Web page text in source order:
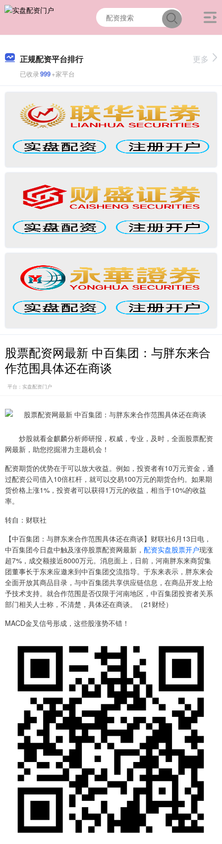
正规配资平台排行
已收录999+家平台
更多
股票配资网最新 中百集团：与胖东来合
作范围具体还在商谈
平台：实盘配资门户
炒股就看金麒麟分析师研报，权威，专业，及时，全面股票配资
网最新，助您挖掘潜力主题机会！
配资期货的优势在于可以放大收益。例如，投资者有10万元资金，通
过配资公司借入10倍杠杆，就可以交易100万元的期货合约。如果期
货价格上涨1%，投资者可以获得1万元的收益，相当于10%的收益
率。
转自：财联社
【中百集团：与胖东来合作范围具体还在商谈】财联社6月13日电，
中百集团今日盘中触及涨停股票配资网最新， 配资实盘股票开户现涨
超7%，成交额接近8000万元。消息面上，日前，河南胖东来商贸集
团董事长于东来应邀来到中百集团交流指导。于东来表示，胖东来会
全面开放其商品目录，与中百集团共享供应链信息，在商品开发上给
予技术支持。就合作范围是否仅限于河南地区，中百集团投资者关系
部门相关人士称，不清楚，具体还在商谈。（21财经）
MACD金叉信号形成，这些股涨势不错！